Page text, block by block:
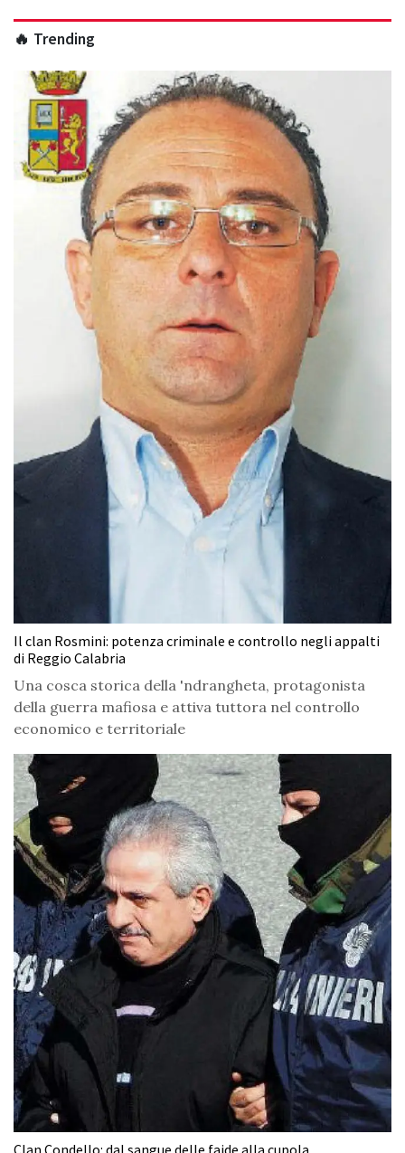
🔥 Trending
Il clan Rosmini: potenza criminale e controllo negli appalti
di Reggio Calabria
Una cosca storica della 'ndrangheta, protagonista
della guerra mafiosa e attiva tuttora nel controllo
economico e territoriale